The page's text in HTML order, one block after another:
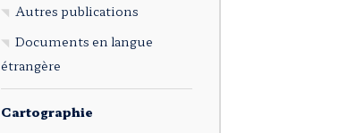
Autres publications
Documents en langue
étrangère
Cartographie